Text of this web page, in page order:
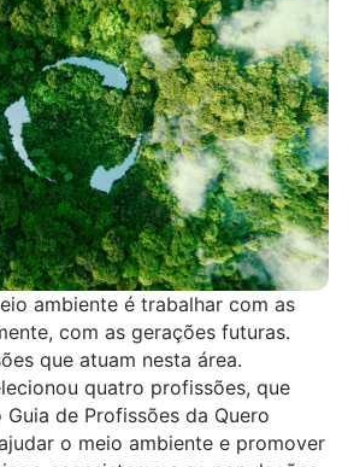
ambiente é trabalhar com as
com as gerações futuras.
que atuam nesta área.
quatro profissões, que
Guia de Profissões da Quero
o meio ambiente e promover